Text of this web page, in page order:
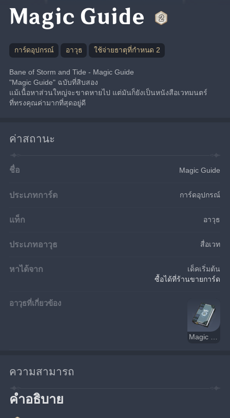
Magic Guide
การ์ดอุปกรณ์ อาวุธ ใช้จ่ายธาตุที่กำหนด 2
Bane of Storm and Tide - Magic Guide
"Magic Guide" ฉบับที่สิบสอง
แม้เนื้อหาส่วนใหญ่จะขาดหายไป แต่มันก็ยังเป็นหนังสือเวทมนตร์
ที่ทรงคุณค่ามากที่สุดอยู่ดี
ค่าสถานะ
ชื่อ Magic Guide
ประเภทการ์ด การ์ดอุปกรณ์
แท็ก อาวุธ
ประเภทอาวุธ สื่อเวท
หาได้จาก
เด็คเริ่มต้น
ซื้อได้ที่ร้านขายการ์ด
อาวุธที่เกี่ยวข้อง
Magic Guide
ความสามารถ
คำอธิบาย